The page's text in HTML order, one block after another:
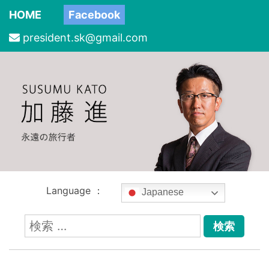
HOME
Facebook
president.sk@gmail.com
Language ： Japanese
検
索: